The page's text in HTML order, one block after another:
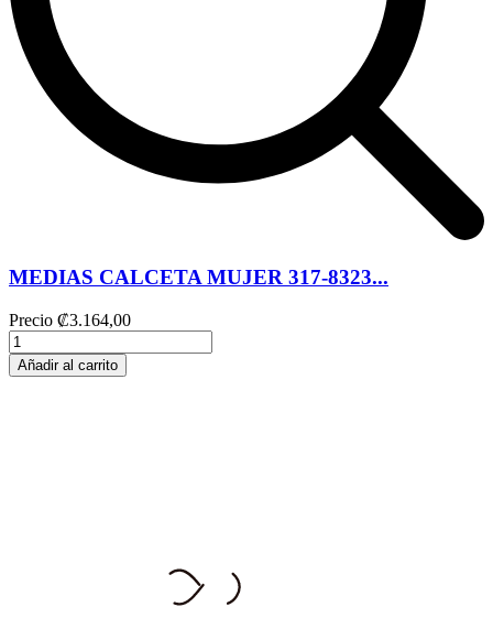
MEDIAS CALCETA MUJER 317-8323...
Precio ₡3.164,00
Añadir al carrito